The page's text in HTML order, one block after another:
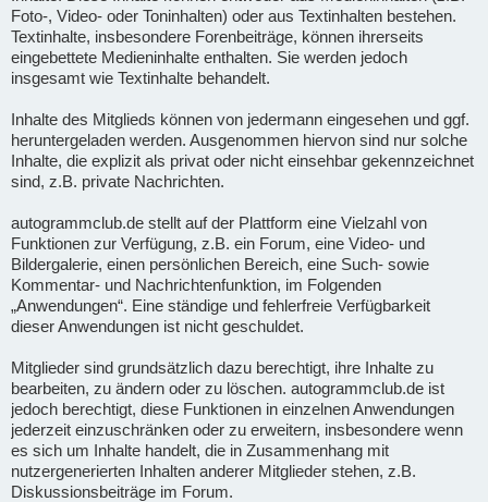
Foto-, Video- oder Toninhalten) oder aus Textinhalten bestehen.
Textinhalte, insbesondere Forenbeiträge, können ihrerseits
eingebettete Medieninhalte enthalten. Sie werden jedoch
insgesamt wie Textinhalte behandelt.
Inhalte des Mitglieds können von jedermann eingesehen und ggf.
heruntergeladen werden. Ausgenommen hiervon sind nur solche
Inhalte, die explizit als privat oder nicht einsehbar gekennzeichnet
sind, z.B. private Nachrichten.
autogrammclub.de stellt auf der Plattform eine Vielzahl von
Funktionen zur Verfügung, z.B. ein Forum, eine Video- und
Bildergalerie, einen persönlichen Bereich, eine Such- sowie
Kommentar- und Nachrichtenfunktion, im Folgenden
„Anwendungen“. Eine ständige und fehlerfreie Verfügbarkeit
dieser Anwendungen ist nicht geschuldet.
Mitglieder sind grundsätzlich dazu berechtigt, ihre Inhalte zu
bearbeiten, zu ändern oder zu löschen. autogrammclub.de ist
jedoch berechtigt, diese Funktionen in einzelnen Anwendungen
jederzeit einzuschränken oder zu erweitern, insbesondere wenn
es sich um Inhalte handelt, die in Zusammenhang mit
nutzergenerierten Inhalten anderer Mitglieder stehen, z.B.
Diskussionsbeiträge im Forum.